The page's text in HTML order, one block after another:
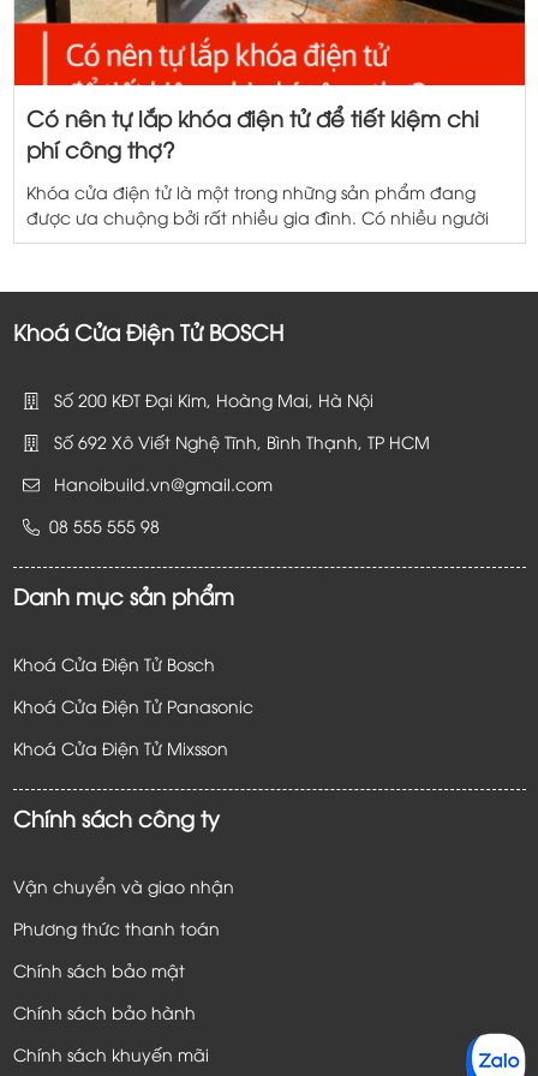
Có nên tự lắp khóa điện tử để tiết kiệm chi
phí công thợ?
Khóa cửa điện tử là một trong những sản phẩm đang
được ưa chuộng bởi rất nhiều gia đình. Có nhiều người
nảy ra ý định tự lắp khóa điện tử để giảm thiểu chi phí
đúng đắn hay không? Cùng Hanoibuild phân […]
Khoá Cửa Điện Tử BOSCH
Số 200 KĐT Đại Kim, Hoàng Mai, Hà Nội
Số 692 Xô Viết Nghệ Tĩnh, Bình Thạnh, TP HCM
Hanoibuild.vn@gmail.com
08 555 555 98
Danh mục sản phẩm
Khoá Cửa Điện Tử Bosch
Khoá Cửa Điện Tử Panasonic
Khoá Cửa Điện Tử Mixsson
Chính sách công ty
Vận chuyển và giao nhận
Phương thức thanh toán
Chính sách bảo mật
Chính sách bảo hành
Chính sách khuyến mãi